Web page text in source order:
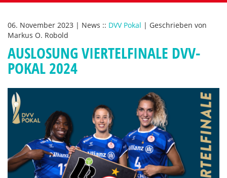
06. November 2023 | News :: DVV Pokal | Geschrieben von
Markus O. Robold
AUSLOSUNG VIERTELFINALE DVV-
POKAL 2024